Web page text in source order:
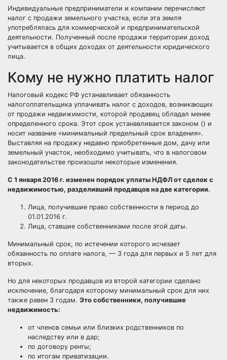
Индивидуальные предприниматели и компании перечисляют
налог с продажи земельного участка, если эта земля
употреблялась для коммерческой и предпринимательской
деятельности. Полученный после продажи территории доход
учитывается в общих доходах от деятельности юридического
лица.
Кому не нужно платить налог
Налоговый кодекс РФ устанавливает обязанность
налогоплательщика уплачивать налог с доходов, возникающих
от продажи недвижимости, которой продавец обладал менее
определенного срока. Этот срок устанавливается законом () и
носит название «минимальный предельный срок владения».
Выставляя на продажу недавно приобретенные дом, дачу или
земельный участок, необходимо учитывать, что в налоговом
законодательстве произошли некоторые изменения.
С 1 января 2016 г. изменен порядок уплаты НДФЛ от сделок с
недвижимостью, разделивший продавцов на две категории.
Лица, получившие право собственности в период до
01.01.2016 г.
Лица, ставшие собственниками после этой даты.
Минимальный срок, по истечении которого исчезает
обязанность по оплате налога, — 3 года для первых и 5 лет для
вторых.
Но для некоторых продавцов из второй категории сделано
исключение, благодаря которому минимальный срок для них
также равен 3 годам. Это собственники, получившие
недвижимость:
от членов семьи или близких родственников по
наследству или в дар;
по договору ренты;
по итогам приватизации.